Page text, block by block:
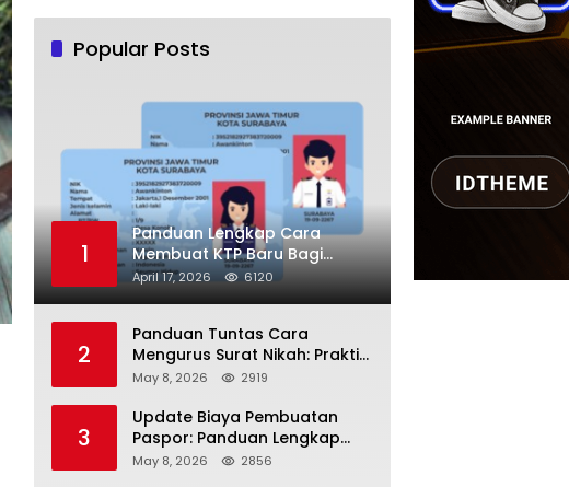
Popular Posts
1
Panduan Lengkap Cara
Membuat KTP Baru Bagi
Pemula Tahun 2026
April 17, 2026 6120
2
Panduan Tuntas Cara
Mengurus Surat Nikah: Praktis
dan Sah di Mata Hukum!
May 8, 2026 2919
3
Update Biaya Pembuatan
Paspor: Panduan Lengkap
Tarif Resmi Negara!
May 8, 2026 2856